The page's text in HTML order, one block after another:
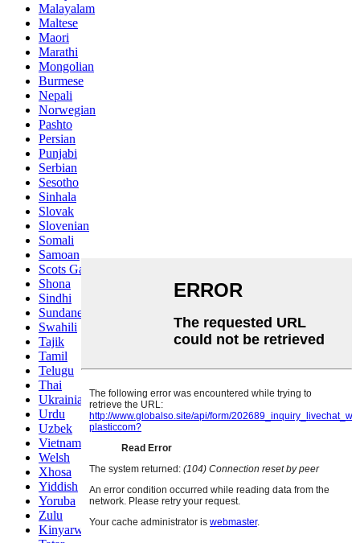
Malayalam
Maltese
Maori
Marathi
Mongolian
Burmese
Nepali
Norwegian
Pashto
Persian
Punjabi
Serbian
Sesotho
Sinhala
Slovak
Slovenian
Somali
Samoan
Scots Gaelic
Shona
Sindhi
Sundanese
Swahili
Tajik
Tamil
Telugu
Thai
Ukrainian
Urdu
Uzbek
Vietnamese
Welsh
Xhosa
Yiddish
Yoruba
Zulu
Kinyarwanda